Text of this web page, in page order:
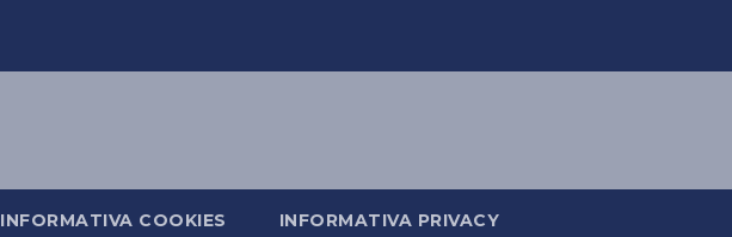
INFORMATIVA COOKIES INFORMATIVA PRIVACY